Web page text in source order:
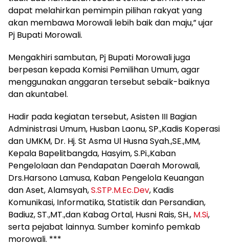
dapat melahirkan pemimpin pilihan rakyat yang
akan membawa Morowali lebih baik dan maju,” ujar
Pj Bupati Morowali.
Mengakhiri sambutan, Pj Bupati Morowali juga
berpesan kepada Komisi Pemilihan Umum, agar
menggunakan anggaran tersebut sebaik-baiknya
dan akuntabel.
Hadir pada kegiatan tersebut, Asisten III Bagian
Administrasi Umum, Husban Laonu, SP.,Kadis Koperasi
dan UMKM, Dr. Hj. St Asma Ul Husna Syah.,SE.,MM,
Kepala Bapelitbangda, Hasyim, S.Pi.,Kaban
Pengelolaan dan Pendapatan Daerah Morowali,
Drs.Harsono Lamusa, Kaban Pengelola Keuangan
dan Aset, Alamsyah,S.STP.M.Ec.Dev, Kadis
Komunikasi, Informatika, Statistik dan Persandian,
Badiuz, ST.,MT.,dan Kabag Ortal, Husni Rais, SH., M.Si,
serta pejabat lainnya. Sumber kominfo pemkab
morowali. ***